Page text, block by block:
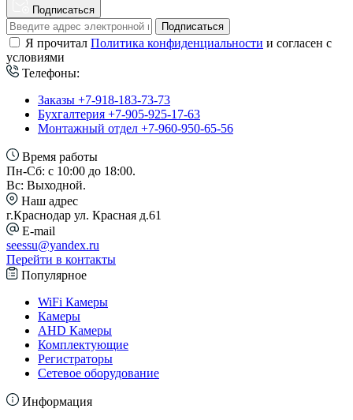
Подписаться
Подписаться
Я прочитал Политика конфиденциальности и согласен с
условиями
Телефоны:
Заказы +7-918-183-73-73
Бухгалтерия +7-905-925-17-63
Монтажный отдел +7-960-950-65-56
Время работы
Пн-Сб: с 10:00 до 18:00.
Вс: Выходной.
Наш адрес
г.Краснодар ул. Красная д.61
E-mail
seessu@yandex.ru
Перейти в контакты
Популярное
WiFi Камеры
Камеры
AHD Камеры
Комплектующие
Регистраторы
Сетевое оборудование
Информация